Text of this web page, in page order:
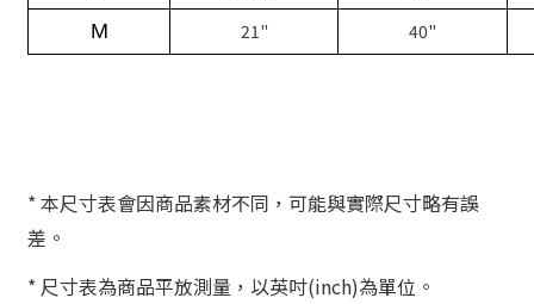
M
21" 40"
* 本尺寸表會因商品素材不同，可能與實際尺寸略有誤
差。
* 尺寸表為商品平放測量，以英吋(inch)為單位。